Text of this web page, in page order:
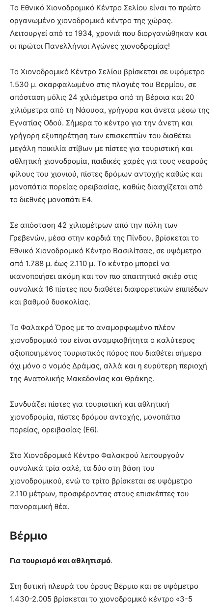
Το Εθνικό Χιονοδρομικό Κέντρο Σελίου είναι το πρώτο
οργανωμένο χιονοδρομικό κέντρο της χώρας.
Λειτουργεί από το 1934, χρονιά που διοργανώθηκαν και
οι πρώτοι Πανελλήνιοι Αγώνες χιονοδρομίας!
Το Χιονοδρομικό Κέντρο Σελίου βρίσκεται σε υψόμετρο
1.530 μ. σκαρφαλωμένο στις πλαγιές του Βερμίου, σε
απόσταση μόλις 24 χιλιόμετρα από τη Βέροια και 20
χιλιόμετρα από τη Νάουσα, γρήγορα και άνετα μέσω της
Εγνατίας Οδού. Σήμερα το κέντρο για την άνετη και
γρήγορη εξυπηρέτηση των επισκεπτών του διαθέτει
μεγάλη ποικιλία στίβων με πίστες για τουριστική και
αθλητική χιονοδρομία, παιδικές χαρές για τους νεαρούς
φίλους του χιονιού, πίστες δρόμων αντοχής καθώς και
μονοπάτια πορείας ορειβασίας, καθώς διασχίζεται από
το διεθνές μονοπάτι Ε4.
Σε απόσταση 42 χιλιομέτρων από την πόλη των
Γρεβενών, μέσα στην καρδιά της Πίνδου, βρίσκεται το
Εθνικό Χιονοδρομικό Κέντρο Βασιλίτσας, σε υψόμετρο
από 1.788 μ. έως 2.110 μ. Το κέντρο μπορεί να
ικανοποιήσει ακόμη και τον πιο απαιτητικό σκιέρ στις
συνολικά 16 πίστες που διαθέτει διαφορετικών επιπέδων
και βαθμού δυσκολίας.
Το Φαλακρό Όρος με το αναμορφωμένο πλέον
χιονοδρομικό του είναι αναμφισβήτητα ο καλύτερος
αξιοποιημένος τουριστικός πόρος που διαθέτει σήμερα
όχι μόνο ο νομός Δράμας, αλλά και η ευρύτερη περιοχή
της Ανατολικής Μακεδονίας και Θράκης.
Συνδυάζει πίστες για τουριστική και αθλητική
χιονοδρομία, πίστες δρόμου αντοχής, μονοπάτια
πορείας, ορειβασίας (Ε6).
Στο Χιονοδρομικό Κέντρο Φαλακρού λειτουργούν
συνολικά τρία σαλέ, τα δύο στη βάση του
χιονοδρομικού, ενώ το τρίτο βρίσκεται σε υψόμετρο
2.110 μέτρων, προσφέροντας στους επισκέπτες του
πανοραμική θέα.
Βέρμιο
Για τουρισμό και αθλητισμό.
Στη δυτική πλευρά του όρους Βέρμιο και σε υψόμετρο
1.430-2.005 βρίσκεται το χιονοδρομικό κέντρο «3-5